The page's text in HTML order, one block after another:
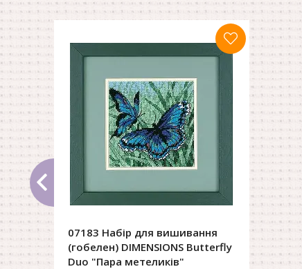
07183 Набір для вишивання
(гобелен) DIMENSIONS Butterfly
Duo "Пара метеликів"